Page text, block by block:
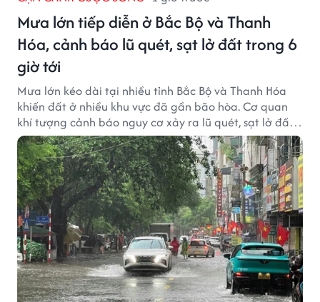
Mưa lớn tiếp diễn ở Bắc Bộ và Thanh
Hóa, cảnh báo lũ quét, sạt lở đất trong 6
giờ tới
Mưa lớn kéo dài tại nhiều tỉnh Bắc Bộ và Thanh Hóa
khiến đất ở nhiều khu vực đã gần bão hòa. Cơ quan
khí tượng cảnh báo nguy cơ xảy ra lũ quét, sạt lở đất
trong những giờ tới.